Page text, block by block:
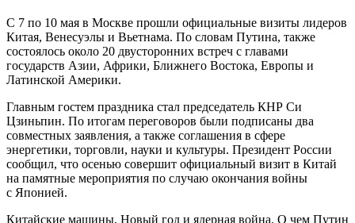
С 7 по 10 мая в Москве прошли официальные визиты лидеров
Китая, Венесуэлы и Вьетнама. По словам Путина, также
состоялось около 20 двусторонних встреч с главами
государств Азии, Африки, Ближнего Востока, Европы и
Латинской Америки.
Главным гостем праздника стал председатель КНР Си
Цзиньпин. По итогам переговоров были подписаны два
совместных заявления, а также соглашения в сфере
энергетики, торговли, науки и культуры. Президент России
сообщил, что осенью совершит официальный визит в Китай
на памятные мероприятия по случаю окончания войны
с Японией.
Китайские машины, Новый год и ядерная война. О чем Путин